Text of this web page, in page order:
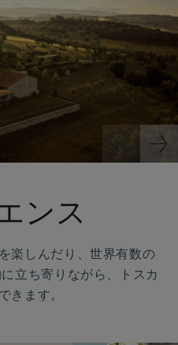
ンス
楽しんだり、世界有数の
立ち寄りながら、トスカ
きます。